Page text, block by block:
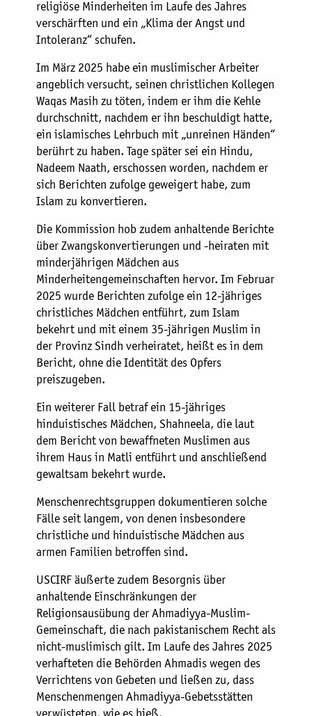
religiöse Minderheiten im Laufe des Jahres
verschärften und ein „Klima der Angst und
Intoleranz“ schufen.
Im März 2025 habe ein muslimischer Arbeiter
angeblich versucht, seinen christlichen Kollegen
Waqas Masih zu töten, indem er ihm die Kehle
durchschnitt, nachdem er ihn beschuldigt hatte,
ein islamisches Lehrbuch mit „unreinen Händen“
berührt zu haben. Tage später sei ein Hindu,
Nadeem Naath, erschossen worden, nachdem er
sich Berichten zufolge geweigert habe, zum
Islam zu konvertieren.
Die Kommission hob zudem anhaltende Berichte
über Zwangskonvertierungen und -heiraten mit
minderjährigen Mädchen aus
Minderheitengemeinschaften hervor. Im Februar
2025 wurde Berichten zufolge ein 12-jähriges
christliches Mädchen entführt, zum Islam
bekehrt und mit einem 35-jährigen Muslim in
der Provinz Sindh verheiratet, heißt es in dem
Bericht, ohne die Identität des Opfers
preiszugeben.
Ein weiterer Fall betraf ein 15-jähriges
hinduistisches Mädchen, Shahneela, die laut
dem Bericht von bewaffneten Muslimen aus
ihrem Haus in Matli entführt und anschließend
gewaltsam bekehrt wurde.
Menschenrechtsgruppen dokumentieren solche
Fälle seit langem, von denen insbesondere
christliche und hinduistische Mädchen aus
armen Familien betroffen sind.
USCIRF äußerte zudem Besorgnis über
anhaltende Einschränkungen der
Religionsausübung der Ahmadiyya-Muslim-
Gemeinschaft, die nach pakistanischem Recht als
nicht-muslimisch gilt. Im Laufe des Jahres 2025
verhafteten die Behörden Ahmadis wegen des
Verrichtens von Gebeten und ließen zu, dass
Menschenmengen Ahmadiyya-Gebetsstätten